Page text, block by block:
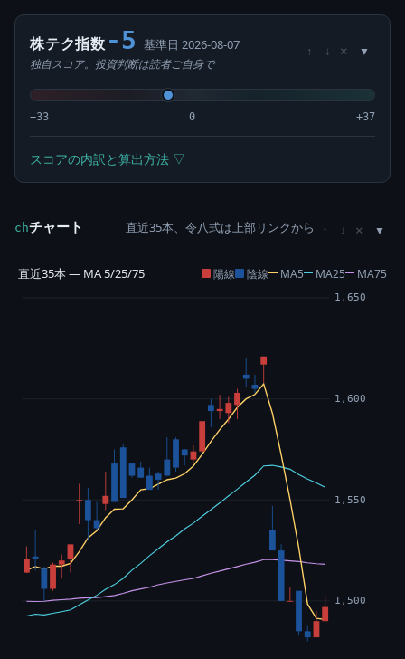
株テク指数 -5 基準日 2026-08-07
独自スコア。投資判断は読者ご自身で
↑ ↓ ×
−33 0 +37
スコアの内訳と算出方法 ▽
chチャート 直近35本、令八式は上部リンクから ↑ ↓ ×
直近35本 — MA 5/25/75 陽線 陰線 MA5 MA25 MA75
1,500
1,550
1,600
1,650